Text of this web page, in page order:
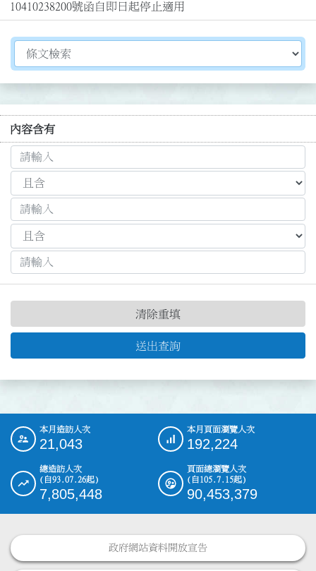
10410238200號函自即日起停止適用
切換選擇法規資訊內容
內容含有
送出查詢
清除重填
::: 本月造訪人次
21,043
本月頁面瀏覽人次
192,224
總造訪人次
(自93.07.26起)
7,805,448
頁面總瀏覽人次
(自105.7.15起)
90,453,379
政府網站資料開放宣告